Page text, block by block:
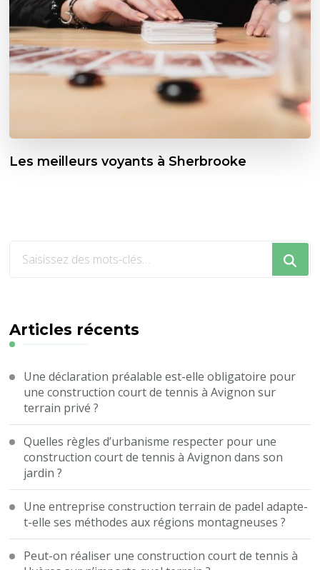
Les meilleurs voyants à Sherbrooke
?
Articles récents
Une déclaration préalable est-elle obligatoire pour
une construction court de tennis à Avignon sur
terrain privé ?
Quelles règles d’urbanisme respecter pour une
construction court de tennis à Avignon dans son
jardin ?
Une entreprise construction terrain de padel adapte-
t-elle ses méthodes aux régions montagneuses ?
Peut-on réaliser une construction court de tennis à